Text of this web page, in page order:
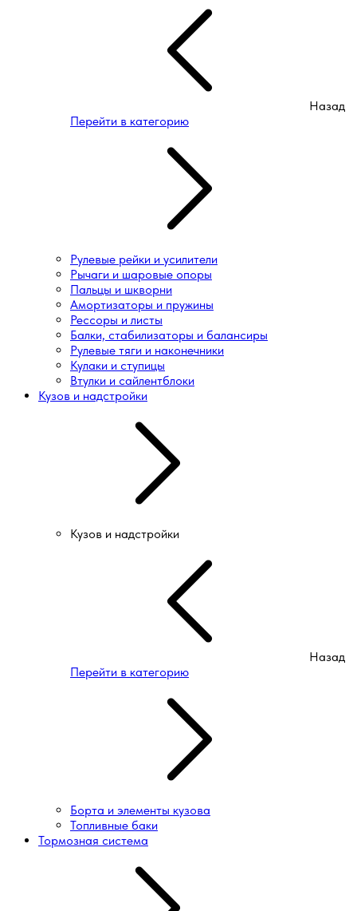
Назад
Перейти в категорию
Рулевые рейки и усилители
Рычаги и шаровые опоры
Пальцы и шкворни
Амортизаторы и пружины
Рессоры и листы
Балки, стабилизаторы и балансиры
Рулевые тяги и наконечники
Кулаки и ступицы
Втулки и сайлентблоки
Кузов и надстройки
Кузов и надстройки
Назад
Перейти в категорию
Борта и элементы кузова
Топливные баки
Тормозная система